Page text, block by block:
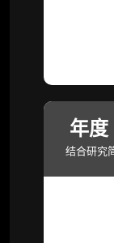
年度
结合研究
列研
80+
系等
研究
取研
市场
项目